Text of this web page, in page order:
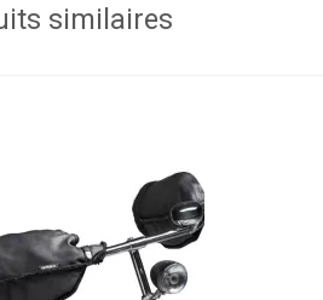
similaires